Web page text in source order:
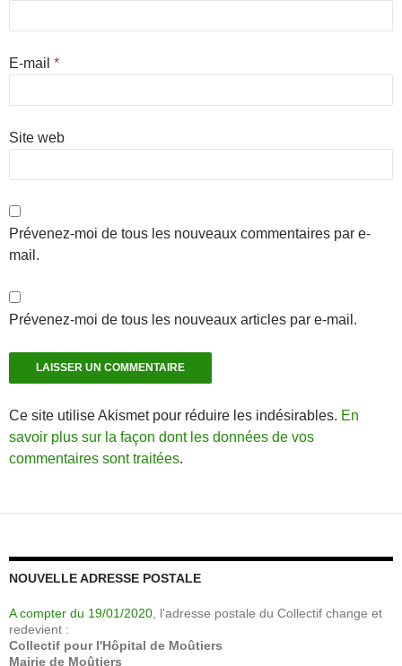
E-mail *
Site web
Prévenez-moi de tous les nouveaux commentaires par e-
mail.
Prévenez-moi de tous les nouveaux articles par e-mail.
Ce site utilise Akismet pour réduire les indésirables. En
savoir plus sur la façon dont les données de vos
commentaires sont traitées.
NOUVELLE ADRESSE POSTALE
A compter du 19/01/2020 , l'adresse postale du Collectif change et
redevient :
Collectif pour l'Hôpital de Moûtiers
Mairie de Moûtiers